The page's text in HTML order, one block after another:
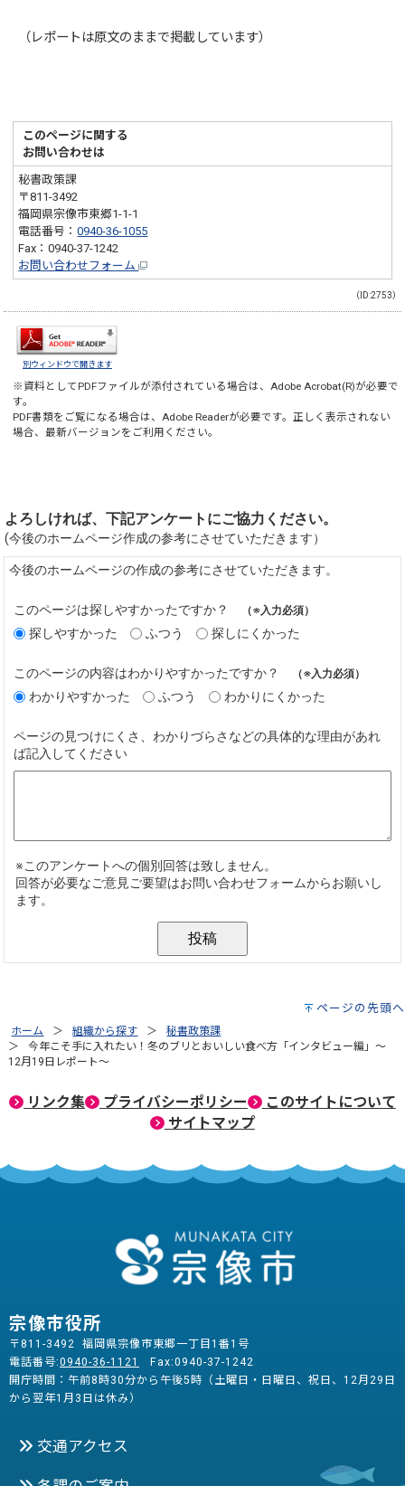
（レポートは原文のままで掲載しています）
このページに関する
お問い合わせは
秘書政策課
〒811-3492
福岡県宗像市東郷1-1-1
電話番号：0940-36-1055
Fax：0940-37-1242
お問い合わせフォーム
（ID:2753）
別ウィンドウで開きます
※資料としてPDFファイルが添付されている場合は、Adobe Acrobat(R)が必要で
す。
PDF書類をご覧になる場合は、Adobe Readerが必要です。正しく表示されない
場合、最新バージョンをご利用ください。
ページの先頭へ
ホーム 組織から探す
秘書政策課
今年こそ手に入れたい！冬のブリとおいしい食べ方「インタビュー編」～
12月19日レポート～
リンク集 プライバシーポリシー
このサイトについて
サイトマップ
宗像市役所
〒811-3492 福岡県宗像市東郷一丁目1番1号
電話番号:0940-36-1121
Fax:0940-37-1242
開庁時間：午前8時30分から午後5時（土曜日・日曜日、祝日、12月29日
から翌年1月3日は休み）
交通アクセス